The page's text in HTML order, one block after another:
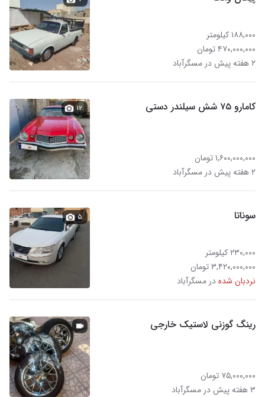
۱۸۸,۰۰۰ کیلومتر
۴۷۰,۰۰۰,۰۰۰ تومان
۲ هفته پیش در مسگرآباد
کامارو ۷۵ شش سیلندر دستی
۱,۶۰۰,۰۰۰,۰۰۰ تومان
۲ هفته پیش در مسگرآباد
۱۲
سوناتا
۲۳۰,۰۰۰ کیلومتر
۳,۴۲۰,۰۰۰,۰۰۰ تومان
نردبان شدهدر مسگرآباد
۵
رینگ گوزنی لاستیک خارجی
۷۵,۰۰۰,۰۰۰ تومان
۳ هفته پیش در مسگرآباد